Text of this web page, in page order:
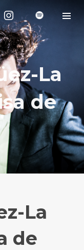
La
de
La
de